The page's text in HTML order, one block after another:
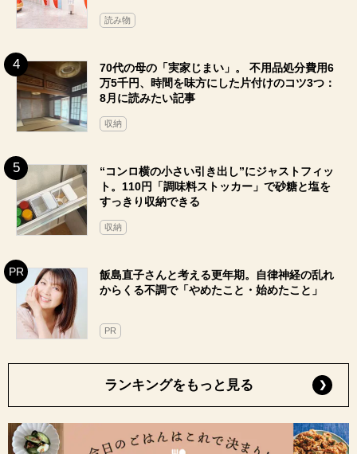
読み物
70代の母の「実家じまい」。 不用品処分費用6
万5千円、時間を味方にした片付けのコツ3つ：
8月に読みたい記事
収納
“コンロ横の小さい引き出し”にジャストフィッ
ト。110円「調味料ストッカー」で砂糖と塩を
すっきり収納できる
収納
飯島直子さんと考える更年期。自律神経の乱れ
からくる不調で「やめたこと・始めたこと」
PR
ランキングをもっと見る